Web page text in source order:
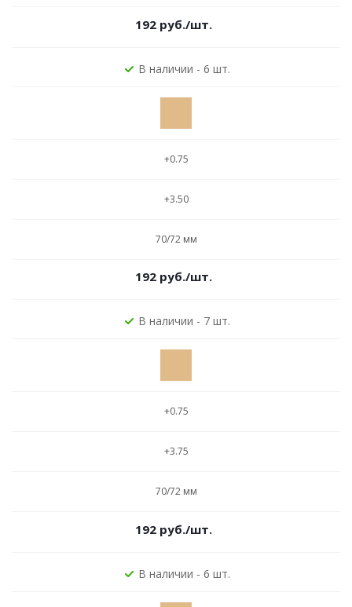
192руб./шт.
В наличии - 6 шт.
+0.75
+3.50
70/72 мм
192руб./шт.
В наличии - 7 шт.
+0.75
+3.75
70/72 мм
192руб./шт.
В наличии - 6 шт.